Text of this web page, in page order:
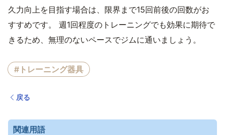
久力向上を目指す場合は、限界まで15回前後の回数がお
すすめです。 週1回程度のトレーニングでも効果に期待で
きるため、無理のないペースでジムに通いましょう。
#トレーニング器具
戻る
関連用語